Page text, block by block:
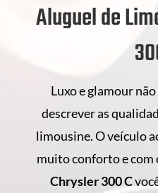
Aluguel de
Luxo e glamour
descrever as
limousine. O veículo
muito conforto e com
Chrysler 300 C